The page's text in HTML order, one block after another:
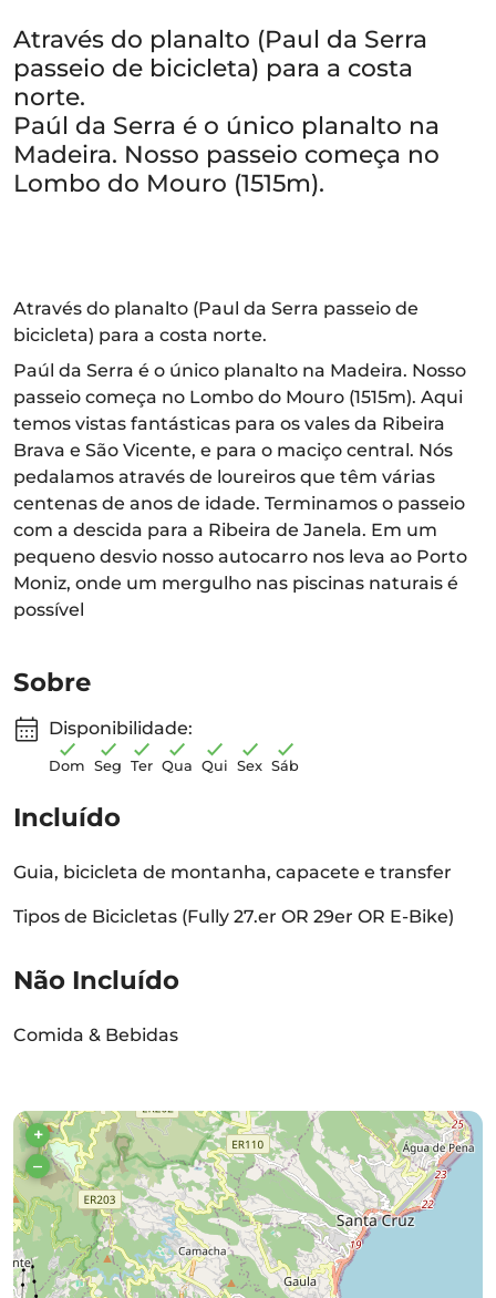
Através do planalto (Paul da Serra
passeio de bicicleta) para a costa
norte.
Paúl da Serra é o único planalto na
Madeira. Nosso passeio começa no
Lombo do Mouro (1515m).
Através do planalto (Paul da Serra passeio de
bicicleta) para a costa norte.
Paúl da Serra é o único planalto na Madeira. Nosso
passeio começa no Lombo do Mouro (1515m). Aqui
temos vistas fantásticas para os vales da Ribeira
Brava e São Vicente, e para o maciço central. Nós
pedalamos através de loureiros que têm várias
centenas de anos de idade. Terminamos o passeio
com a descida para a Ribeira de Janela. Em um
pequeno desvio nosso autocarro nos leva ao Porto
Moniz, onde um mergulho nas piscinas naturais é
possível
Sobre
Disponibilidade:
Dom Seg Ter Qua Qui Sex Sáb
Incluído
Guia, bicicleta de montanha, capacete e transfer
Tipos de Bicicletas (Fully 27.er OR 29er OR E-Bike)
Não Incluído
Comida & Bebidas
+
–